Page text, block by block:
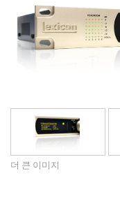
언어/지역
더 큰 이미지